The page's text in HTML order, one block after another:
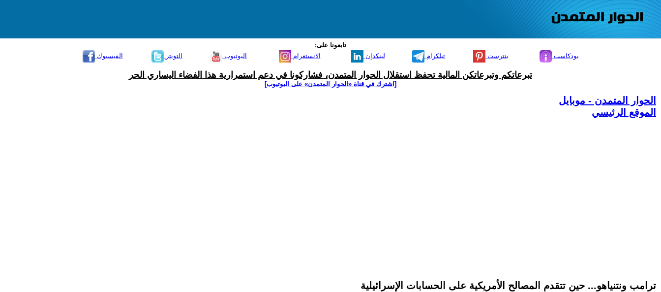
تابعونا على:
الفيسبوك
التويتر اليوتيوب الانستغرام لينكدإن تيلكرام بنترست بودكاست
تبرعاتكم وتبرعاتكن المالية تحفظ استقلال الحوار المتمدن، فشاركونا في دعم استمرارية هذا الفضاء اليساري الحر
[اشترك في قناة ‫«الحوار المتمدن» على اليوتيوب]
الحوار المتمدن - موبايل
الموقع الرئيسي
ترامب ونتنياهو... حين تتقدم المصالح الأمريكية على الحسابات الإسرائيلية